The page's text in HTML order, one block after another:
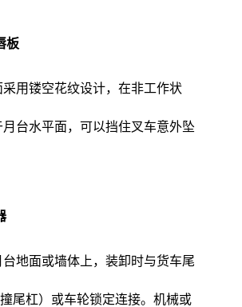
板
采用镂空花纹设计，在非工作状
台水平面，可以挡住叉车意外坠
台地面或墙体上，装卸时与货车尾
尾杠）或车轮锁定连接。机械或